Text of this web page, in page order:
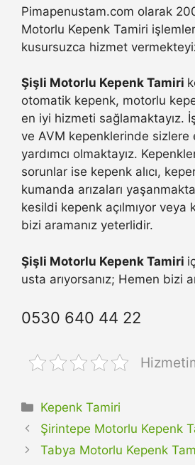
Pimapenustam.com olarak
Motorlu Kepenk Tamiri
kusursuzca hizmet
Şişli Motorlu Kepenk Tamiri
otomatik kepenk, motorlu
en iyi hizmeti sağlamaktayız.
ve AVM kepenklerinde sizlere
yardımcı olmaktayız.
sorunlar ise kepenk alıcı,
kumanda arızaları
kesildi kepenk açılmıyor veya
bizi aramanız yeterlidir.
Şişli Motorlu Kepenk Tamiri
usta arıyorsanız; Hemen bizi
0530 640 44 22
Kategoriler
Kepenk Tamiri
Şirintepe Motorlu Kepenk
Tabya Motorlu Kepenk